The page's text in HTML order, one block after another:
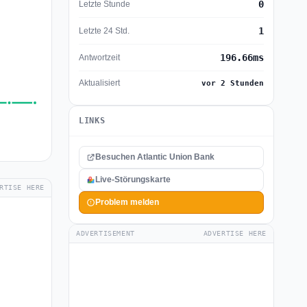
HERE
Letzte Stunde 0
Letzte 24 Std. 1
Antwortzeit 196.66ms
Aktualisiert vor 2 Stunden
LINKS
Besuchen Atlantic Union Bank
Live-Störungskarte
Problem melden
ADVERTISEMENT ADVERTISE HERE